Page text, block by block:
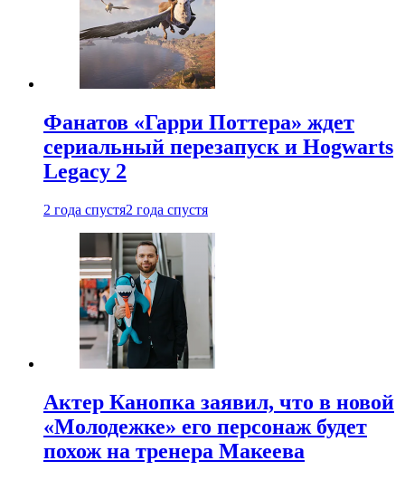
Фанатов «Гарри Поттера» ждет
сериальный перезапуск и Hogwarts
Legacy 2
2 года спустя2 года спустя
Актер Канопка заявил, что в новой
«Молодежке» его персонаж будет
похож на тренера Макеева